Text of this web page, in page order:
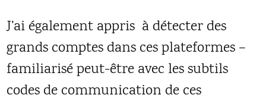
J’ai également appris à détecter des
grands comptes dans ces plateformes –
familiarisé peut-être avec les subtils
codes de communication de ces